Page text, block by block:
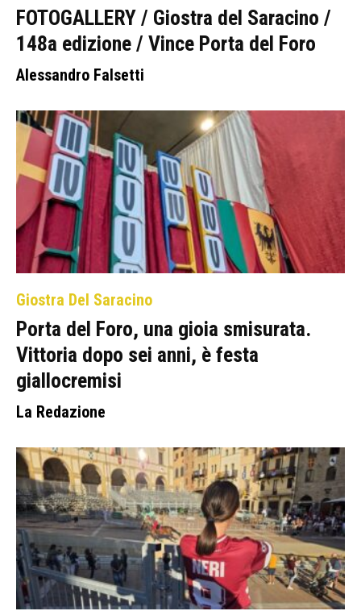
FOTOGALLERY / Giostra del Saracino /
148a edizione / Vince Porta del Foro
Alessandro Falsetti
Giostra Del Saracino
Porta del Foro, una gioia smisurata.
Vittoria dopo sei anni, è festa
giallocremisi
La Redazione